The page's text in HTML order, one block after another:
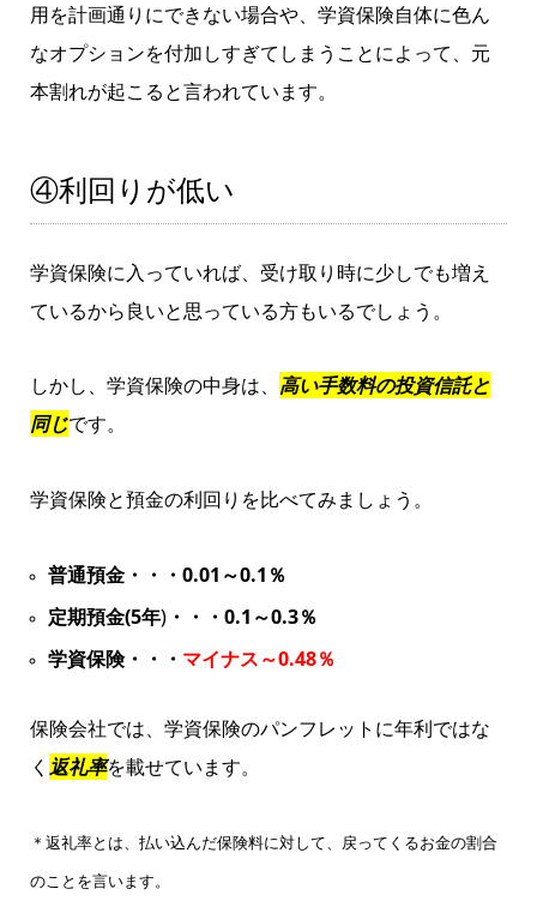
用を計画通りにできない場合や、学資保険自体に色ん
なオプションを付加しすぎてしまうことによって、元
本割れが起こると言われています。
④利回りが低い
学資保険に入っていれば、受け取り時に少しでも増え
ているから良いと思っている方もいるでしょう。
しかし、学資保険の中身は、 高い手数料の投資信託と
同じです。
学資保険と預金の利回りを比べてみましょう。
普通預金・・・0.01～0.1％
定期預金(5年) ・・・0.1～0.3％
学資保険・・・ マイナス～0.48％
保険会社では、学資保険のパンフレットに年利ではな
く 返礼率を載せています。
＊返礼率とは、払い込んだ保険料に対して、戻ってくるお金の割合
のことを言います。